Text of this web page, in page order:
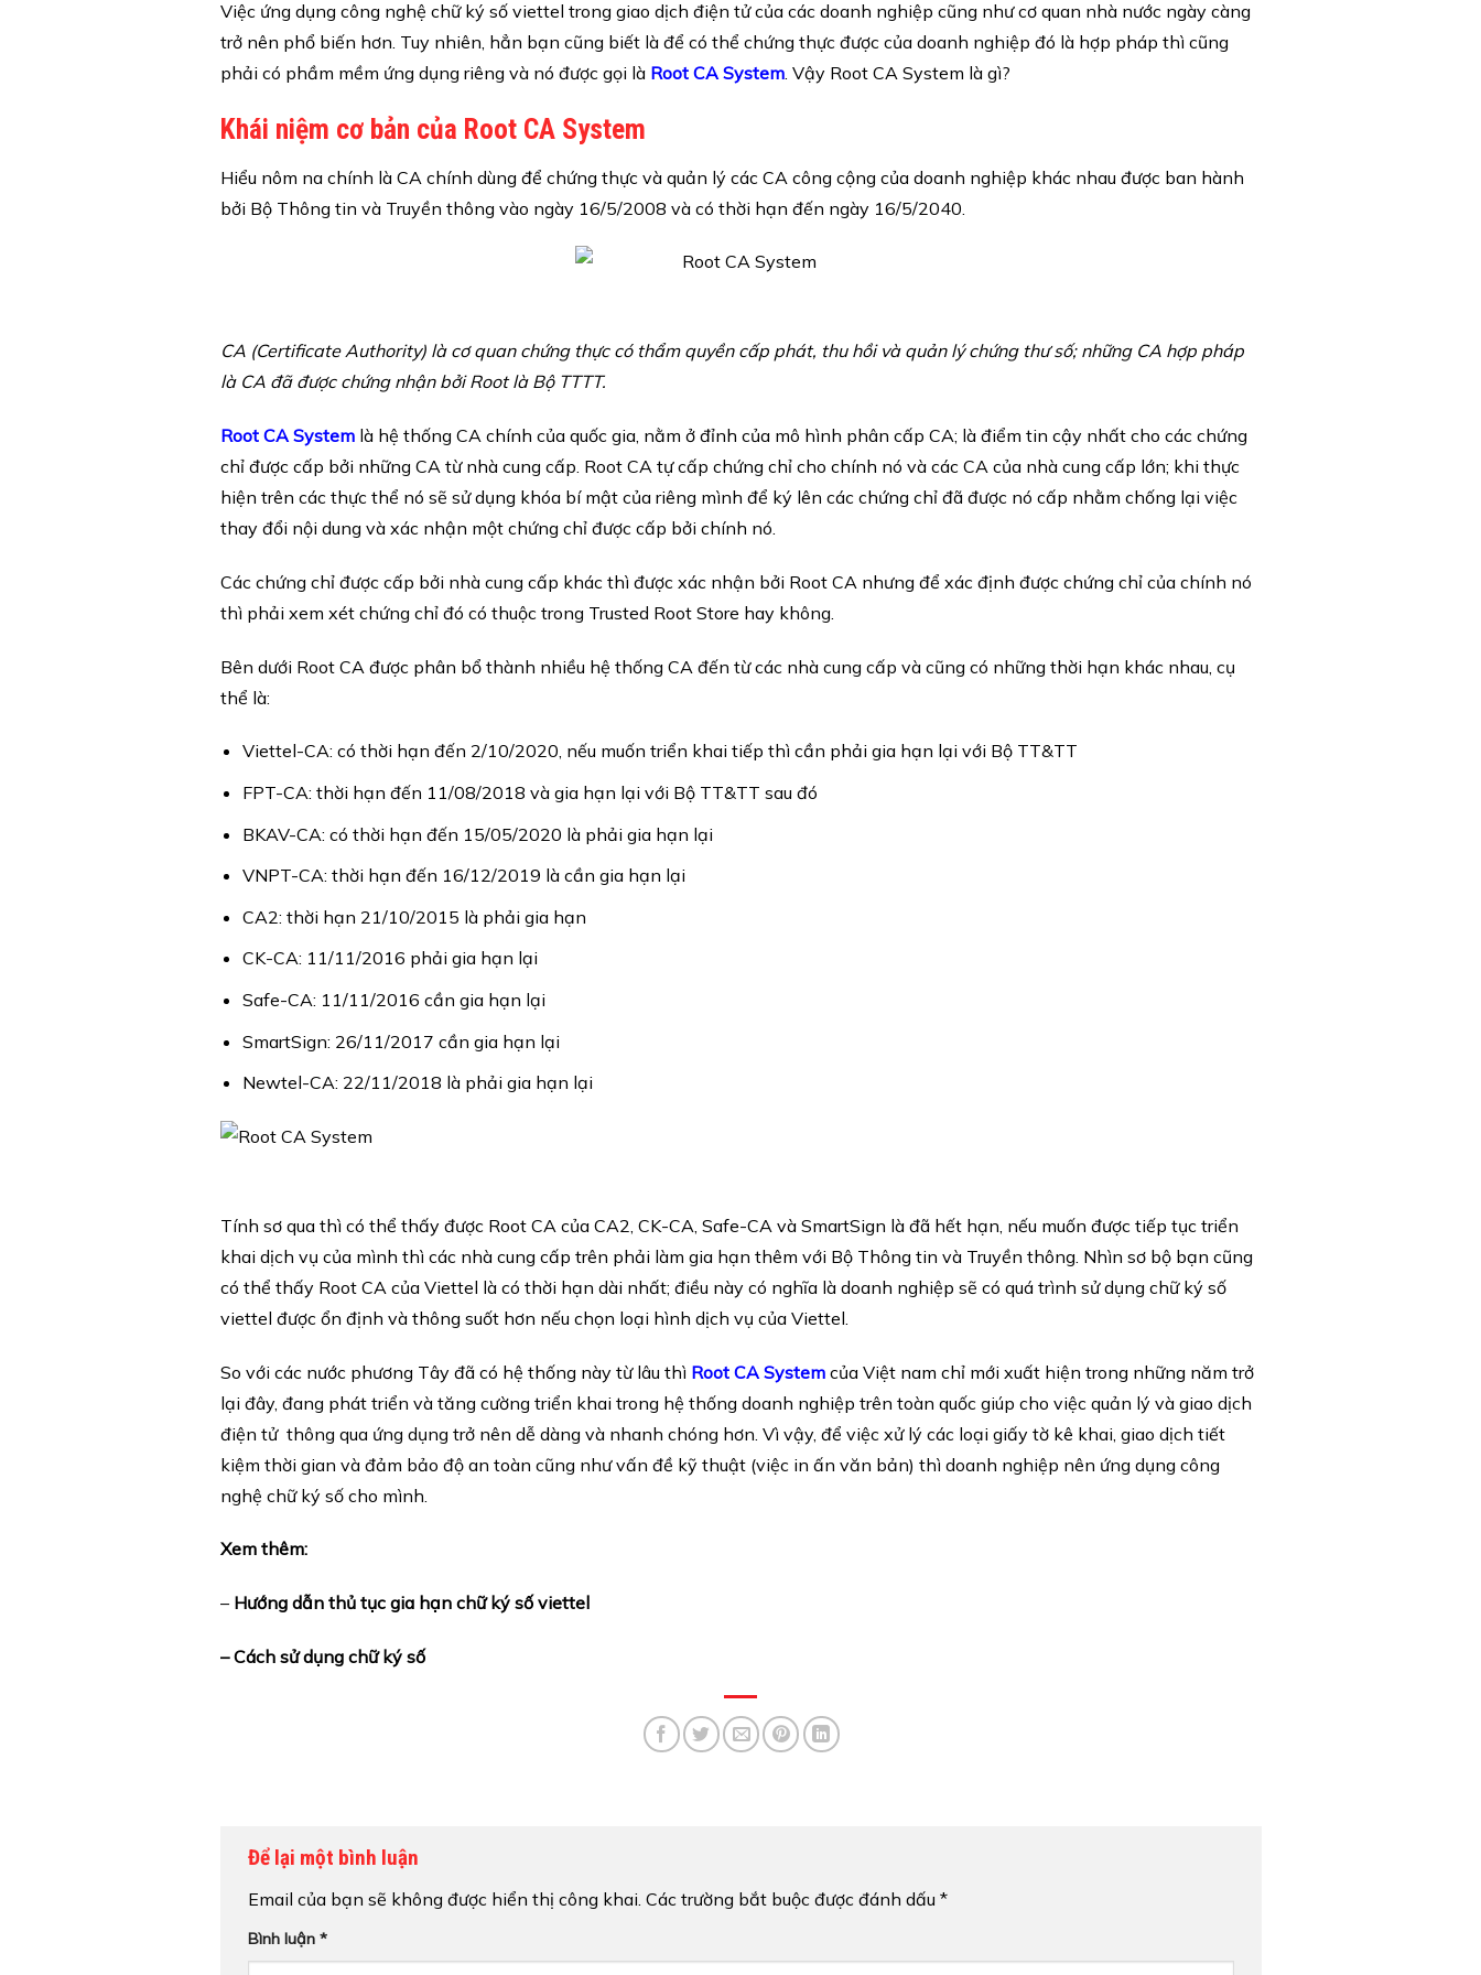
Việc ứng dụng công nghệ chữ ký số viettel trong giao dịch điện tử của các doanh nghiệp cũng như cơ quan nhà nước ngày càng
trở nên phổ biến hơn. Tuy nhiên, hẳn bạn cũng biết là để có thể chứng thực được của doanh nghiệp đó là hợp pháp thì cũng
phải có phầm mềm ứng dụng riêng và nó được gọi là Root CA System. Vậy Root CA System là gì?
Khái niệm cơ bản của Root CA System
Hiểu nôm na chính là CA chính dùng để chứng thực và quản lý các CA công cộng của doanh nghiệp khác nhau được ban hành
bởi Bộ Thông tin và Truyền thông vào ngày 16/5/2008 và có thời hạn đến ngày 16/5/2040.
CA (Certificate Authority) là cơ quan chứng thực có thẩm quyền cấp phát, thu hồi và quản lý chứng thư số; những CA hợp pháp
là CA đã được chứng nhận bởi Root là Bộ TTTT.
Root CA Systemlà hệ thống CA chính của quốc gia, nằm ở đỉnh của mô hình phân cấp CA; là điểm tin cậy nhất cho các chứng
chỉ được cấp bởi những CA từ nhà cung cấp. Root CA tự cấp chứng chỉ cho chính nó và các CA của nhà cung cấp lớn; khi thực
hiện trên các thực thể nó sẽ sử dụng khóa bí mật của riêng mình để ký lên các chứng chỉ đã được nó cấp nhằm chống lại việc
thay đổi nội dung và xác nhận một chứng chỉ được cấp bởi chính nó.
Các chứng chỉ được cấp bởi nhà cung cấp khác thì được xác nhận bởi Root CA nhưng để xác định được chứng chỉ của chính nó
thì phải xem xét chứng chỉ đó có thuộc trong Trusted Root Store hay không.
Bên dưới Root CA được phân bổ thành nhiều hệ thống CA đến từ các nhà cung cấp và cũng có những thời hạn khác nhau, cụ
thể là:
Viettel-CA: có thời hạn đến 2/10/2020, nếu muốn triển khai tiếp thì cần phải gia hạn lại với Bộ TT&TT
FPT-CA: thời hạn đến 11/08/2018 và gia hạn lại với Bộ TT&TT sau đó
BKAV-CA: có thời hạn đến 15/05/2020 là phải gia hạn lại
VNPT-CA: thời hạn đến 16/12/2019 là cần gia hạn lại
CA2: thời hạn 21/10/2015 là phải gia hạn
CK-CA: 11/11/2016 phải gia hạn lại
Safe-CA: 11/11/2016 cần gia hạn lại
SmartSign: 26/11/2017 cần gia hạn lại
Newtel-CA: 22/11/2018 là phải gia hạn lại
Tính sơ qua thì có thể thấy được Root CA của CA2, CK-CA, Safe-CA và SmartSign là đã hết hạn, nếu muốn được tiếp tục triển
khai dịch vụ của mình thì các nhà cung cấp trên phải làm gia hạn thêm với Bộ Thông tin và Truyền thông. Nhìn sơ bộ bạn cũng
có thể thấy Root CA của Viettel là có thời hạn dài nhất; điều này có nghĩa là doanh nghiệp sẽ có quá trình sử dụng chữ ký số
viettel được ổn định và thông suốt hơn nếu chọn loại hình dịch vụ của Viettel.
So với các nước phương Tây đã có hệ thống này từ lâu thì Root CA Systemcủa Việt nam chỉ mới xuất hiện trong những năm trở
lại đây, đang phát triển và tăng cường triển khai trong hệ thống doanh nghiệp trên toàn quốc giúp cho việc quản lý và giao dịch
điện tử thông qua ứng dụng trở nên dễ dàng và nhanh chóng hơn. Vì vậy, để việc xử lý các loại giấy tờ kê khai, giao dịch tiết
kiệm thời gian và đảm bảo độ an toàn cũng như vấn đề kỹ thuật (việc in ấn văn bản) thì doanh nghiệp nên ứng dụng công
nghệ chữ ký số cho mình.
Xem thêm:
– Hướng dẫn thủ tục gia hạn chữ ký số viettel
–Cách sử dụng chữ ký số
Để lại một bình luận
Email của bạn sẽ không được hiển thị công khai. Các trường bắt buộc được đánh dấu *
Bình luận *